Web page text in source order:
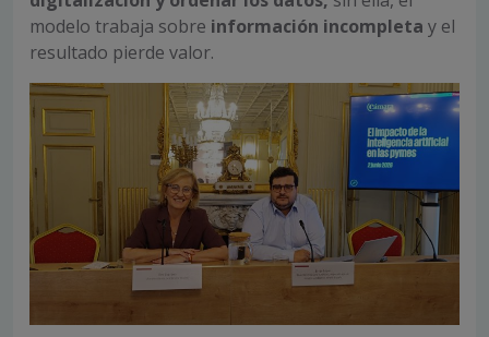
modelo trabaja sobre información incompleta y el
resultado pierde valor.